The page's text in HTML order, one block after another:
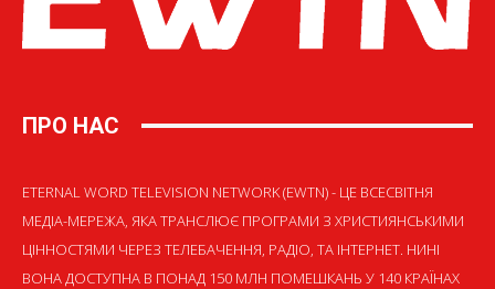
ПРО НАС
ETERNAL WORD TELEVISION NETWORK (EWTN) - ЦЕ ВСЕСВІТНЯ
МЕДІА-МЕРЕЖА, ЯКА ТРАНСЛЮЄ ПРОГРАМИ З ХРИСТИЯНСЬКИМИ
ЦІННОСТЯМИ ЧЕРЕЗ ТЕЛЕБАЧЕННЯ, РАДІО, ТА ІНТЕРНЕТ. НИНІ
ВОНА ДОСТУПНА В ПОНАД 150 МЛН ПОМЕШКАНЬ У 140 КРАЇНАХ